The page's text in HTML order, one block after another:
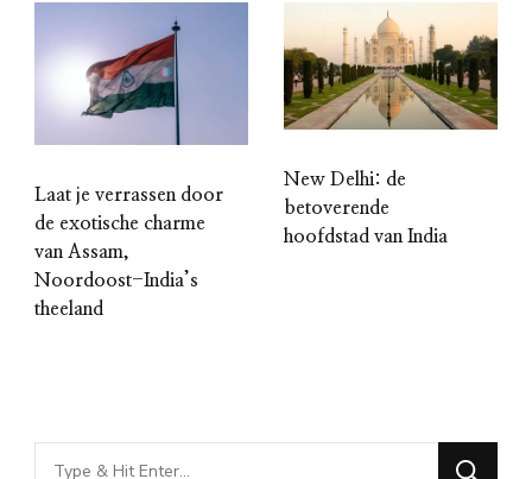
Laat je verrassen door
de exotische charme
van Assam,
Noordoost-India’s
theeland
New Delhi: de
betoverende
hoofdstad van India
Looking